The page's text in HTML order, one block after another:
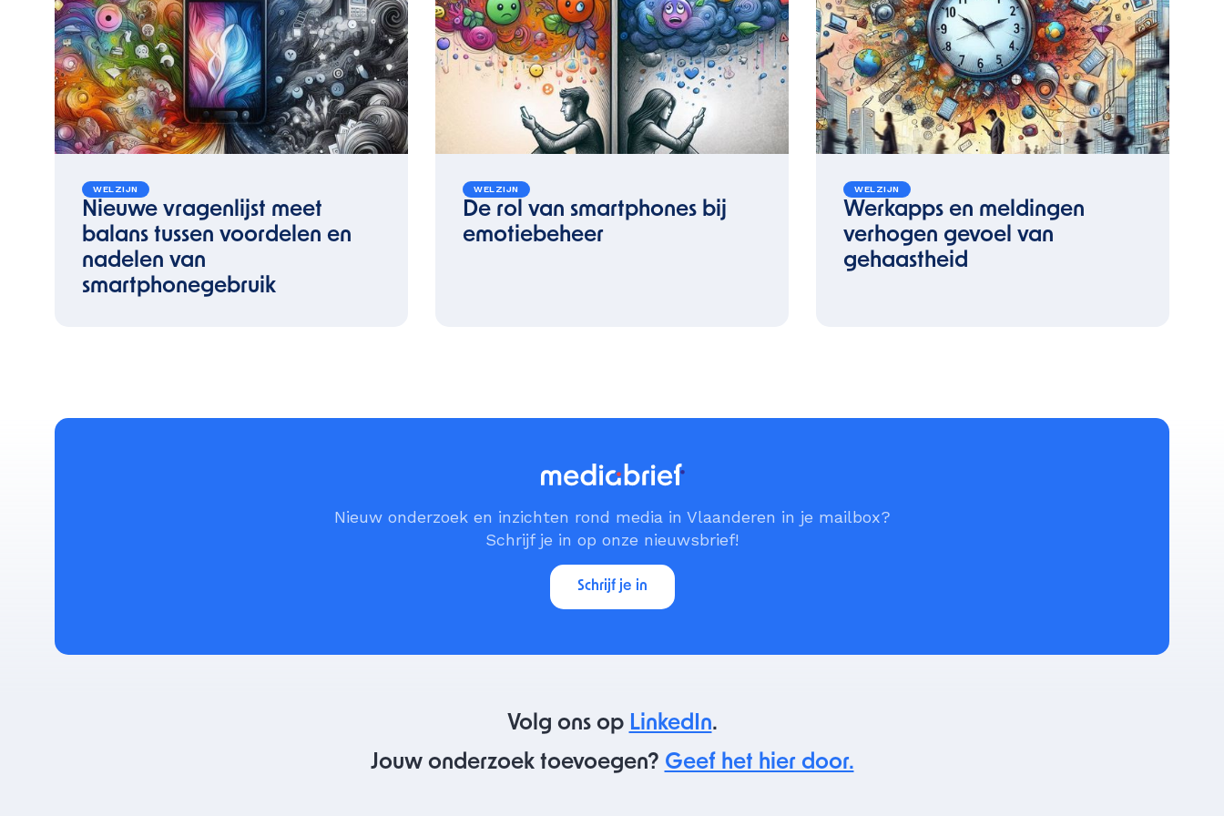
WELZIJN
Nieuwe vragenlijst meet
balans tussen voordelen en
nadelen van
smartphonegebruik
WELZIJN
De rol van smartphones bij
emotiebeheer
WELZIJN
Werkapps en meldingen
verhogen gevoel van
gehaastheid
Nieuw onderzoek en inzichten rond media in Vlaanderen in je mailbox?
Schrijf je in op onze nieuwsbrief!
Schrijf je in
Volg ons op LinkedIn.
Jouw onderzoek toevoegen? Geef het hier door.